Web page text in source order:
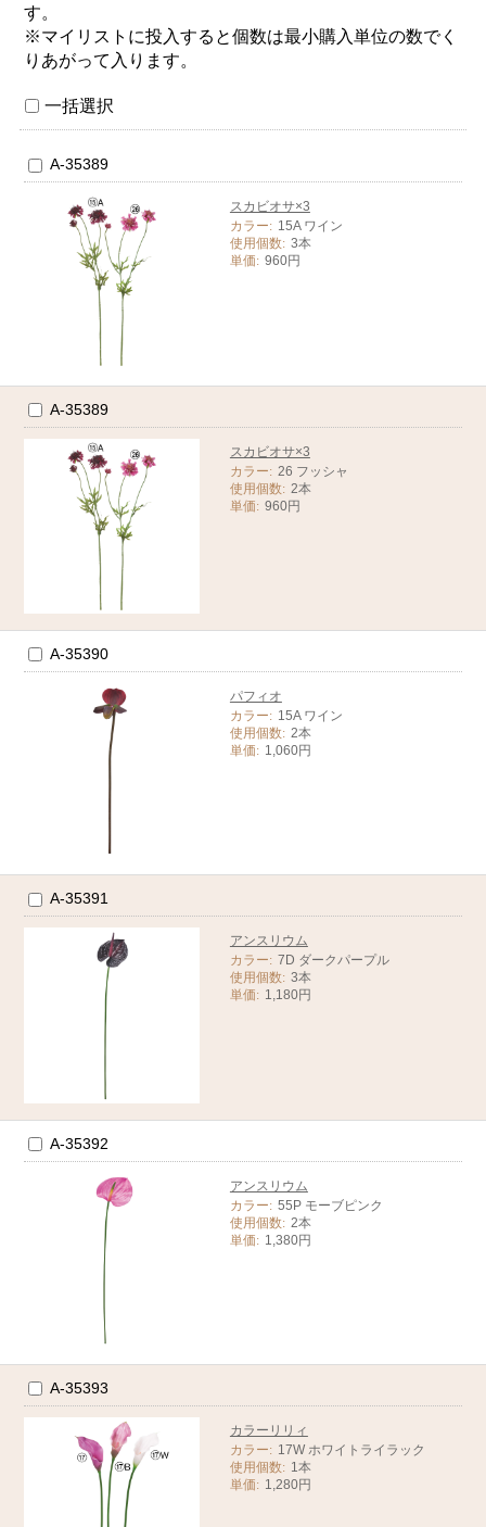
す。
※マイリストに投入すると個数は最小購入単位の数でく
りあがって入ります。
一括選択
A-35389
スカビオサ×3
カラー: 15A ワイン
使用個数: 3本
単価: 960円
A-35389
スカビオサ×3
カラー: 26 フッシャ
使用個数: 2本
単価: 960円
A-35390
パフィオ
カラー: 15A ワイン
使用個数: 2本
単価: 1,060円
A-35391
アンスリウム
カラー: 7D ダークパープル
使用個数: 3本
単価: 1,180円
A-35392
アンスリウム
カラー: 55P モーブピンク
使用個数: 2本
単価: 1,380円
A-35393
カラーリリィ
カラー: 17W ホワイトライラック
使用個数: 1本
単価: 1,280円